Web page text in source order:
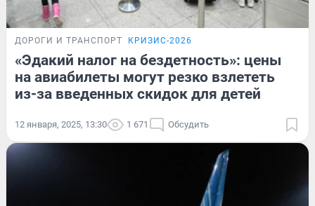
ДОРОГИ И ТРАНСПОРТ КРИЗИС-2026
«Эдакий налог на бездетность»: цены
на авиабилеты могут резко взлететь
из-за введенных скидок для детей
12 января, 2025, 13:30 1 671 Обсудить